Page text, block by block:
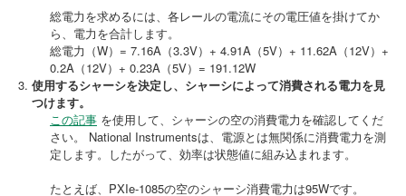
総電力を求めるには、各レールの電流にその電圧値を掛けてか
ら、電力を合計します。
総電力（W）= 7.16A（3.3V）+ 4.91A（5V）+ 11.62A（12V）+
0.2A（12V）+ 0.23A（5V）= 191.12W
使用するシャーシを決定し、シャーシによって消費される電力を見
つけます。
この記事 を使用して、シャーシの空の消費電力を確認してくだ
さい。 National Instrumentsは、電源とは無関係に消費電力を測
定します。したがって、効率は状態値に組み込まれます。
たとえば、PXIe-1085の空のシャーシ消費電力は95Wです。